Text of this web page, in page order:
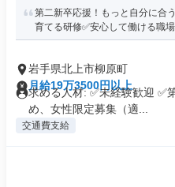
第二新卒応援！もっと自分に合
育てる研修✅安心して働ける職
岩手県北上市柳原町
月給19万3500円以上
求める人材: ✅未経験歓迎 ✅
め、女性限定募集（適...
交通費支給